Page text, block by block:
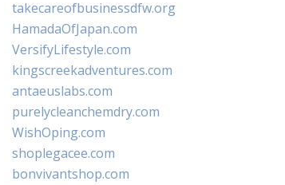
takecareofbusinessdfw.org
HamadaOfJapan.com
VersifyLifestyle.com
kingscreekadventures.com
antaeuslabs.com
purelycleanchemdry.com
WishOping.com
shoplegacee.com
bonvivantshop.com